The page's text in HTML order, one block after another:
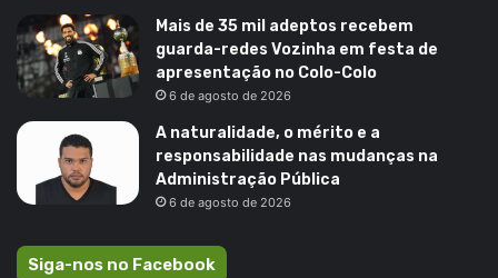
Mais de 35 mil adeptos recebem
guarda-redes Vozinha em festa de
apresentação no Colo-Colo
6 de agosto de 2026
A naturalidade, o mérito e a
responsabilidade nas mudanças na
Administração Pública
6 de agosto de 2026
Siga-nos no Facebook